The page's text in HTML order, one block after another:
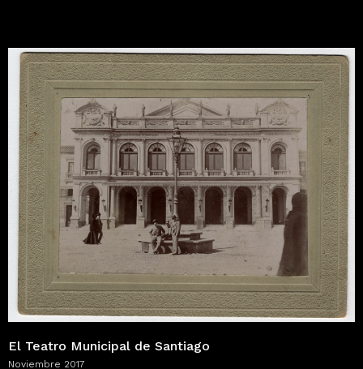
El Teatro Municipal de Santiago
Noviembre 2017